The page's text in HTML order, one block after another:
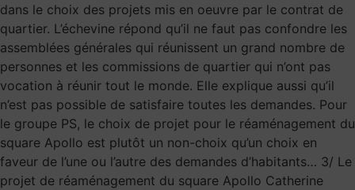
dans le choix des projets mis en oeuvre par le contrat de
quartier. L’échevine répond qu’il ne faut pas confondre les
assemblées générales qui réunissent un grand nombre de
personnes et les commissions de quartier qui n’ont pas
vocation à réunir tout le monde. Elle explique aussi qu’il
n’est pas possible de satisfaire toutes les demandes. Pour
le groupe PS, le choix de projet pour le réaménagement du
square Apollo est plutôt un non-choix qu’un choix en
faveur de l’une ou l’autre des demandes d’habitants… 3/ Le
projet de réaménagement du square Apollo Catherine